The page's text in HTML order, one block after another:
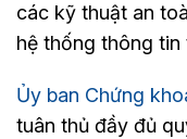
các kỹ thuật an
hệ thống thông tin
Ủy ban Chứng
tuân thủ đầy đủ